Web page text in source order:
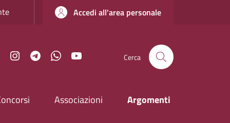
Accedi all'area personale
FacebookInstagramTelegramWhatsApp Cerca
Associazioni Argomenti